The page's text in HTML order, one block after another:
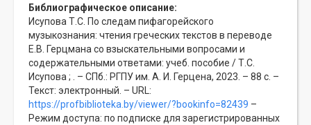
Библиографическое описание:
Исупова Т.С. По следам пифагорейского
музыкознания: чтения греческих текстов в переводе
Е.В. Герцмана со взыскательными вопросами и
содержательными ответами: учеб. пособие / Т.С.
Исупова ; . – СПб.: РГПУ им. А. И. Герцена, 2023. – 88 с. –
Текст: электронный. – URL:
https://profbiblioteka.by/viewer/?bookinfo=82439 –
Режим доступа: по подписке для зарегистрированных